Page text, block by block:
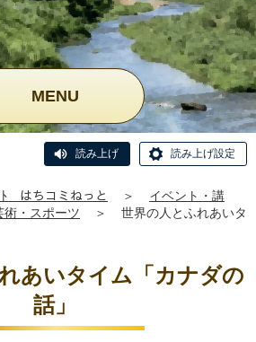
MENU
読み上げ 読み上げ設定
ﾄ はちコミねっと ＞
イベント・講
術・スポーツ ＞
世界の人とふれあいタ
あいタイム「カナダの
話」